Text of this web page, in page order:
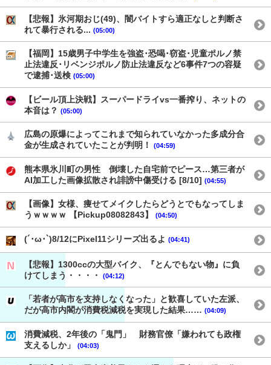
【悲報】氷河期おじ(49)、闇バイトすら適正なしと判断さ
れて暴行される... (05:00)
【福岡】15歳男子中学生を強盗･恐喝･窃盗･児童ポルノ禁
止法違反･リベンジポルノ防止法違反など6事件7つの容疑
で逮捕･送検 (05:00)
【ビール頂上決戦】スーパードライvs一番搾り、ネットの
本音は？ (05:00)
広島の原爆によってこれまで知られていなかった多成分合
金が生成されていたことが判明！
(04:59)
熊本県氷川町の男性 倒壊した自宅前でピース…第三者が
AI加工した画像拡散され誹謗中傷受ける [8/10] (04:55)
【画像】女様、痩せてメイクしたらどうとでもなってしま
うｗｗｗｗ 【Pickup08082843】
(04:50)
(´･ω･`)8/12にPixel11シリーズ出るよ (04:41)
【悲報】1300ccの大型バイク、『とんでもない物』に負
けてしまう・・・・
(04:12)
「若者が高市を支持しなくなった」と歓喜していた左派、
だが高市内閣が消費税減税を実現した結果…… (04:09)
消費減税、2年後の「鬼門」 財務官僚「嫌われても政権
支えるしか」
(04:03)